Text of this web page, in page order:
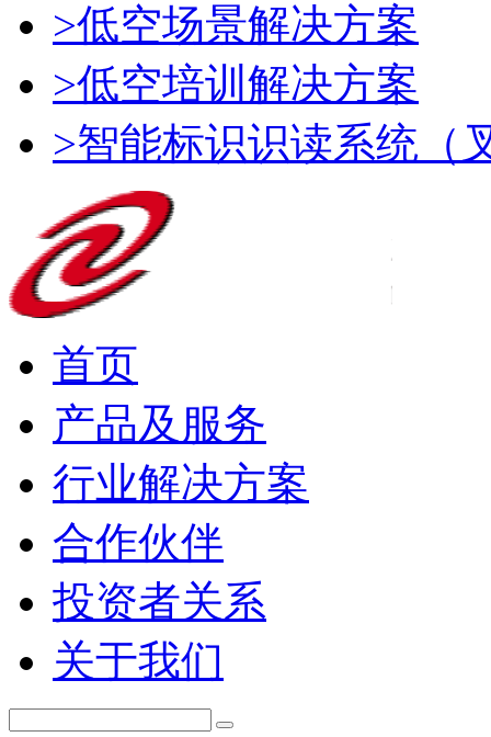
>低空场景解决方案
>低空培训解决方案
>智能标识识读系统（
首页
产品及服务
行业解决方案
合作伙伴
投资者关系
关于我们